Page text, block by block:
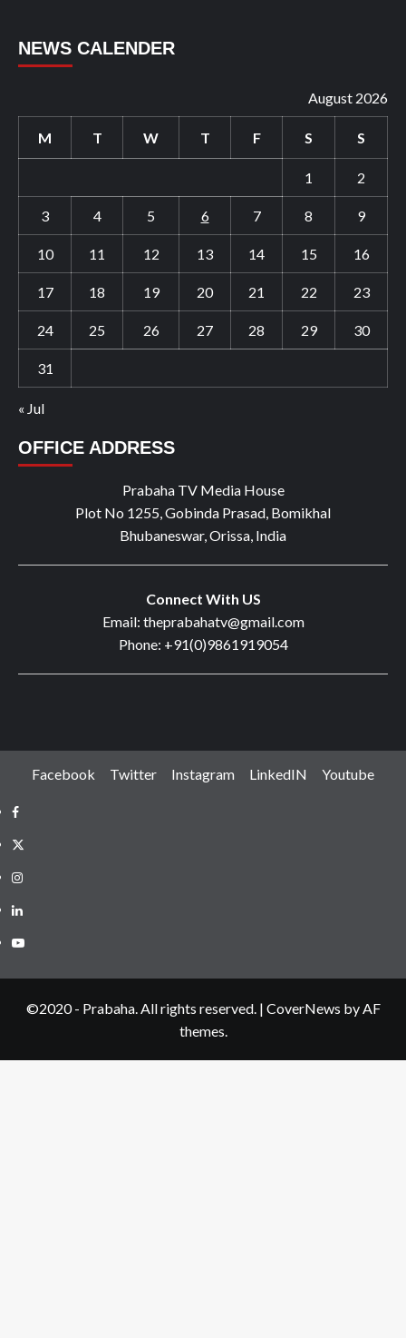
NEWS CALENDER
August 2026
M T W T F S S
1 2
3 4 5 6 7 8 9
10 11 12 13 14 15 16
17 18 19 20 21 22 23
24 25 26 27 28 29 30
31
« Jul
OFFICE ADDRESS
Prabaha TV Media House
Plot No 1255, Gobinda Prasad, Bomikhal
Bhubaneswar, Orissa, India
Connect With US
Email: theprabahatv@gmail.com
Phone: +91(0)9861919054
Facebook Twitter Instagram LinkedIN Youtube
Facebook
Twitter
Instagram
LinkedIN
Youtube
©2020 - Prabaha. All rights reserved. | CoverNews by AF
themes.